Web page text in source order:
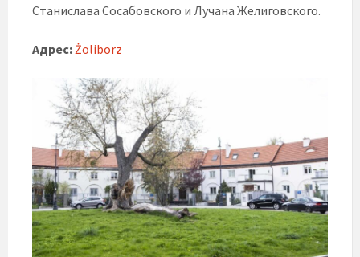
Станислава Сосабовского и Лучана Желиговского.
Адрес: Żoliborz